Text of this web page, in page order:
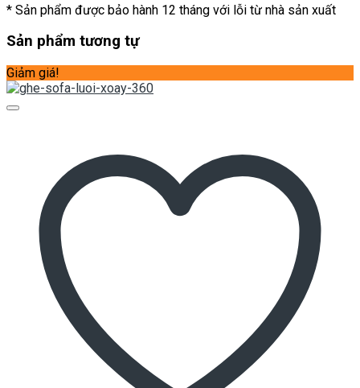
* Sản phẩm được bảo hành 12 tháng với lỗi từ nhà sản xuất
Sản phẩm tương tự
Giảm giá!